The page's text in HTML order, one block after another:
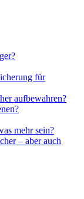
für
aufbewahren?
mehr sein?
– aber auch